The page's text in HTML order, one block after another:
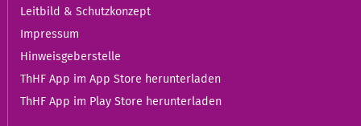
Leitbild & Schutzkonzept
Impressum
Hinweisgeberstelle
ThHF App im App Store herunterladen
ThHF App im Play Store herunterladen